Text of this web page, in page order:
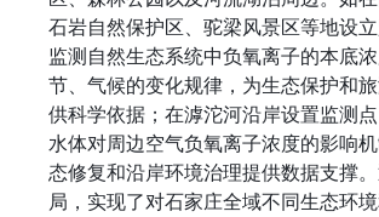
石岩自然保护区、驼梁风景区等地设
监测自然生态系统中负氧离子的本底
节、气候的变化规律，为生态保护和
供科学依据；在滹沱河沿岸设置监测
水体对周边空气负氧离子浓度的影响
态修复和沿岸环境治理提供数据支撑
局，实现了对石家庄全域不同生态环